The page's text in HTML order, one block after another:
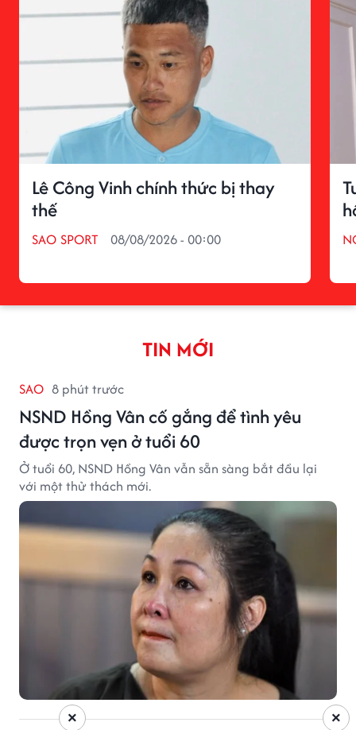
Lê Công Vinh chính thức bị thay
thế
SAO SPORT 08/08/2026 - 00:00
TIN MỚI
SAO 8 phút trước
NSND Hồng Vân cố gắng để tình yêu
được trọn vẹn ở tuổi 60
Ở tuổi 60, NSND Hồng Vân vẫn sẵn sàng bắt đầu lại
với một thử thách mới.
×
×